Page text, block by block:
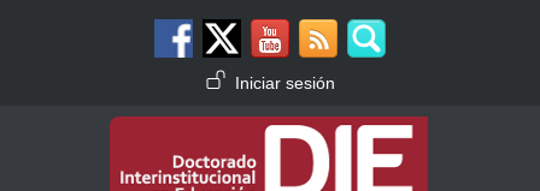
Menú de cuenta de usuario
Iniciar sesión